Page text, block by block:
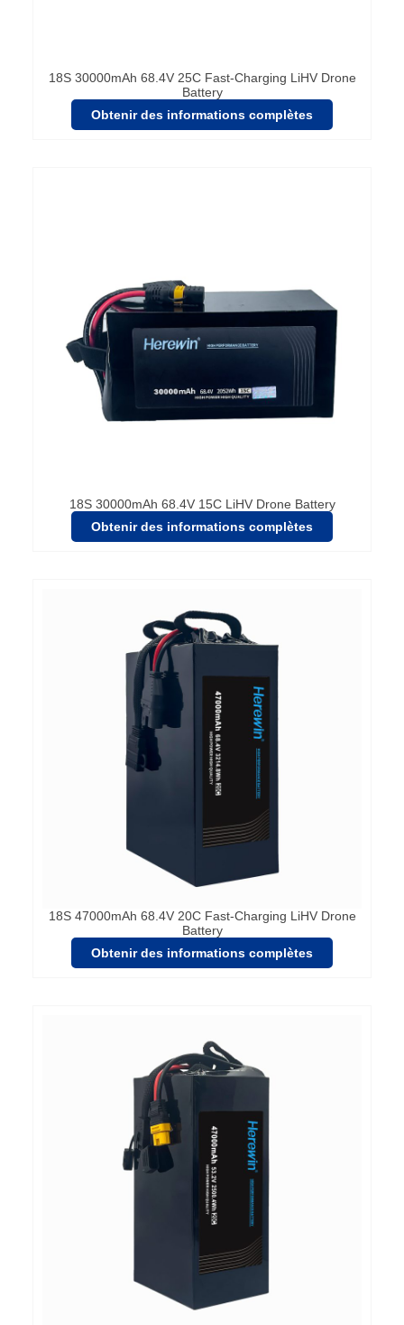
18S 30000mAh 68.4V 25C Fast-Charging LiHV Drone
Battery
Obtenir des informations complètes
18S 30000mAh 68.4V 15C LiHV Drone Battery
Obtenir des informations complètes
18S 47000mAh 68.4V 20C Fast-Charging LiHV Drone
Battery
Obtenir des informations complètes